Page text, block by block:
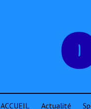
ACCUEIL Actualité